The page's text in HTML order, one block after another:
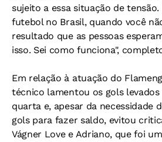
sujeito a essa situação de
futebol no Brasil, quando você
resultado que as pessoas
isso. Sei como funciona",
Em relação à atuação do
técnico lamentou os gols levados
quarta e, apesar da necessidade
gols para fazer saldo, evitou
Vágner Love e Adriano, que foi